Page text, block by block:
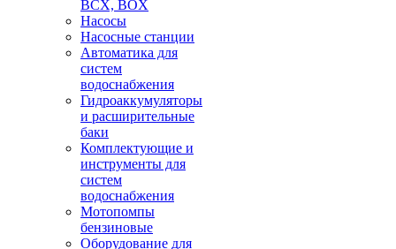
BCX, BOX
Насосы
Насосные станции
Автоматика для
систем
водоснабжения
Гидроаккумуляторы
и расширительные
баки
Комплектующие и
инструменты для
систем
водоснабжения
Мотопомпы
бензиновые
Оборудование для